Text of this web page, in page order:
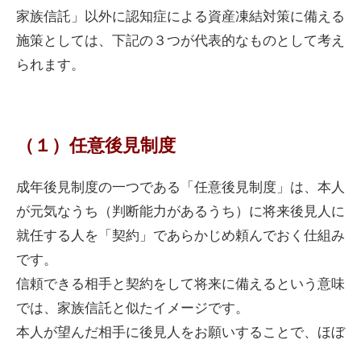
家族信託」以外に認知症による資産凍結対策に備える
施策としては、下記の３つが代表的なものとして考え
られます。
（１）任意後見制度
成年後見制度の一つである「任意後見制度」は、本人
が元気なうち（判断能力があるうち）に将来後見人に
就任する人を「契約」であらかじめ頼んでおく仕組み
です。
信頼できる相手と契約をして将来に備えるという意味
では、家族信託と似たイメージです。
本人が望んだ相手に後見人をお願いすることで、ほぼ